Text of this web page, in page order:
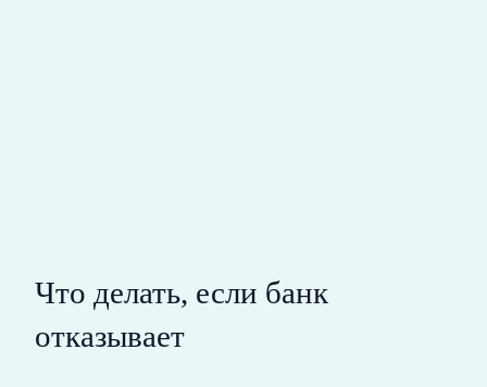
Что делать, если банк
отказывает